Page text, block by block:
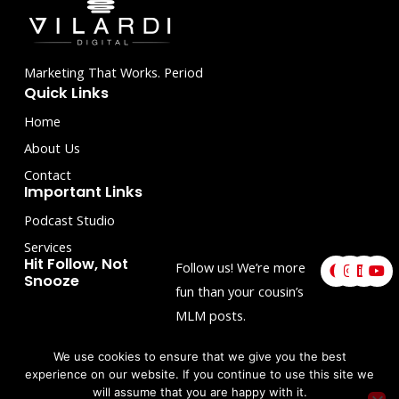
Marketing That Works. Period
Quick Links
Home
About Us
Contact
Important Links
Podcast Studio
Services
Hit Follow, Not
Snooze
Follow us! We’re more
fun than your cousin’s
MLM posts.
F
a
c
k
I
n
s
m
L
i
n
Y
o
u
We use cookies to ensure that we give you the best
experience on our website. If you continue to use this site we
will assume that you are happy with it.